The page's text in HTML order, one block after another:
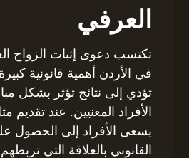
العرفي
تكتسب دعوى إثبات الزواج
في الأردن أهمية قانونية
تؤدي إلى نتائج تؤثر بشكل
الأفراد المعنيين. عند تقديم
يسعى الأفراد إلى الحصول
القانوني بالعلاقة التي